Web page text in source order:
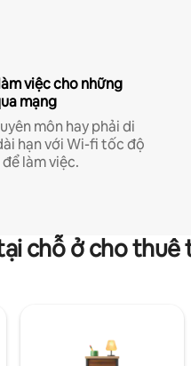
việc cho những
mạng
môn hay phải di
hạn với Wi-fi tốc độ
làm việc.
chỗ ở cho